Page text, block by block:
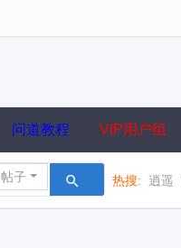
问道教程 VIP用户组
帖子 热搜: 逍遥